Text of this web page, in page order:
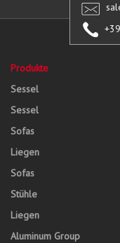
Produkte
Sessel
Sessel
Sofas
Liegen
Sofas
Stühle
Liegen
Aluminum Group